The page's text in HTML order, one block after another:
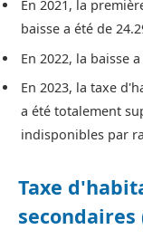
En 2021, la
baisse a été de
En 2022, la baisse
En 2023, la taxe
a été totalement
indisponibles par
Taxe
secondaires